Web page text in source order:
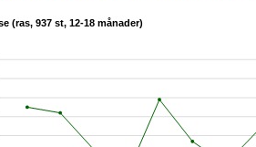
(ras, 937 st, 12-18 månader)